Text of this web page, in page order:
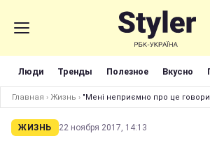
Люди Тренды Полезное Вкусно
Главная › Жизнь › "Мені неприємно про це
ЖИЗНЬ 22 ноября 2017, 14:13